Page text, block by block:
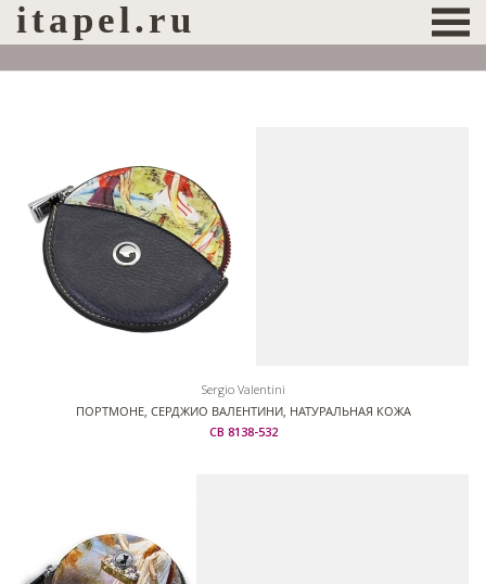
itapel.ru
Sergio Valentini
ПОРТМОНЕ, СЕРДЖИО ВАЛЕНТИНИ, НАТУРАЛЬНАЯ КОЖА
СВ 8138-532